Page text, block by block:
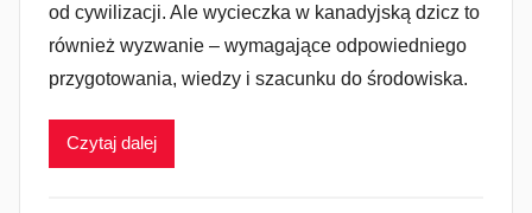
od cywilizacji. Ale wycieczka w kanadyjską dzicz to
również wyzwanie – wymagające odpowiedniego
przygotowania, wiedzy i szacunku do środowiska.
Czytaj dalej